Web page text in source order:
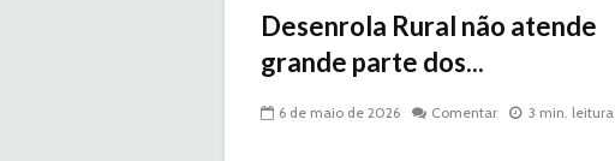
Desenrola Rural não atende
grande parte dos...
6 de maio de 2026 Comentar 3 min. leitura